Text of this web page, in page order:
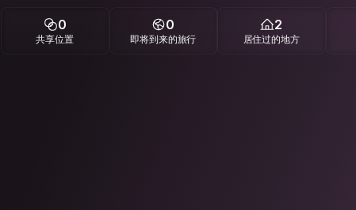
0
共享位置
0
即将到来的旅行
2
居住过的地方